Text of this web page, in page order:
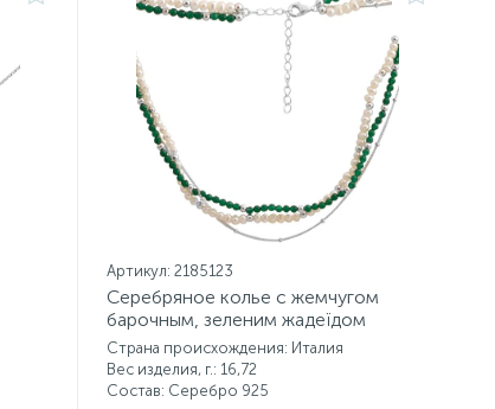
Артикул: 2185123
Серебряное колье с жемчугом
барочным, зеленим жадеїдом
Страна происхождения: Италия
Вес изделия, г.: 16,72
Состав: Серебро 925